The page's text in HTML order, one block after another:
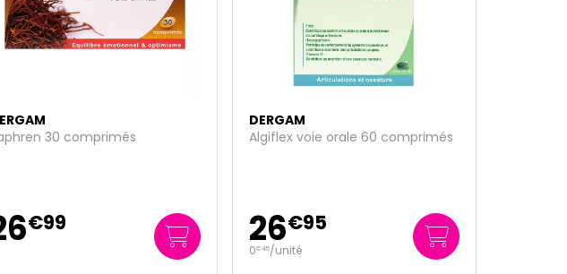
30 comprimés
€99
DERGAM
Algiflex voie orale 60 comprimés
26€95
0€45/unité